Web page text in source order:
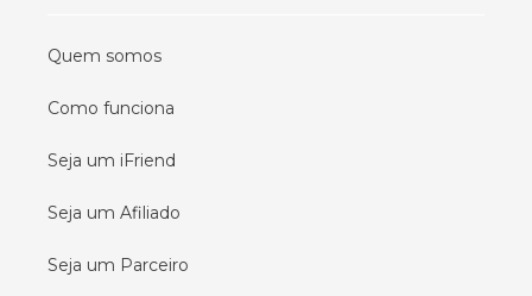
Quem somos
Como funciona
Seja um iFriend
Seja um Afiliado
Seja um Parceiro